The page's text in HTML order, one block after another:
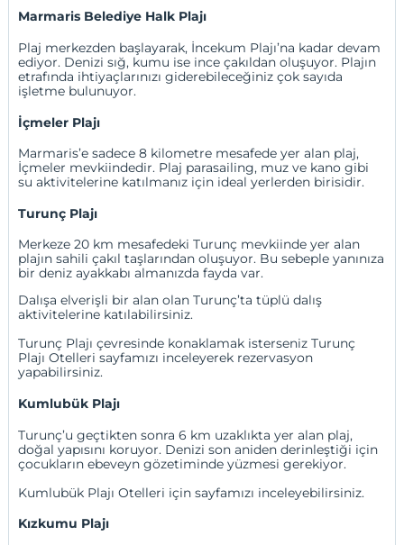
Marmaris Belediye Halk Plajı
Plaj merkezden başlayarak, İncekum Plajı’na kadar devam
ediyor. Denizi sığ, kumu ise ince çakıldan oluşuyor. Plajın
etrafında ihtiyaçlarınızı giderebileceğiniz çok sayıda
işletme bulunuyor.
İçmeler Plajı
Marmaris’e sadece 8 kilometre mesafede yer alan plaj,
İçmeler mevkiindedir. Plaj parasailing, muz ve kano gibi
su aktivitelerine katılmanız için ideal yerlerden birisidir.
Turunç Plajı
Merkeze 20 km mesafedeki Turunç mevkiinde yer alan
plajın sahili çakıl taşlarından oluşuyor. Bu sebeple yanınıza
bir deniz ayakkabı almanızda fayda var.
Dalışa elverişli bir alan olan Turunç’ta tüplü dalış
aktivitelerine katılabilirsiniz.
Turunç Plajı çevresinde konaklamak istersenizTurunç
Plajı Otelleri sayfamızı inceleyerek rezervasyon
yapabilirsiniz.
Kumlubük Plajı
Turunç’u geçtikten sonra 6 km uzaklıkta yer alan plaj,
doğal yapısını koruyor. Denizi son aniden derinleştiği için
çocukların ebeveyn gözetiminde yüzmesi gerekiyor.
Kumlubük Plajı Otelleri için sayfamızı inceleyebilirsiniz.
Kızkumu Plajı